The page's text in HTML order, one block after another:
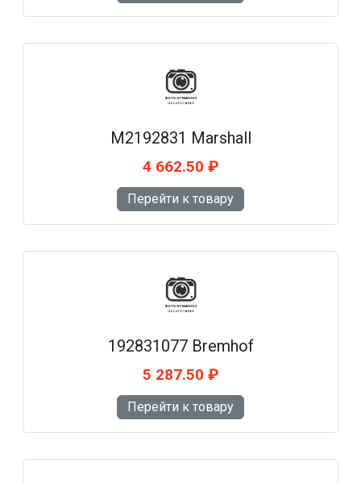
M2192831 Marshall
4 662.50 ₽
Перейти к товару
192831077 Bremhof
5 287.50 ₽
Перейти к товару